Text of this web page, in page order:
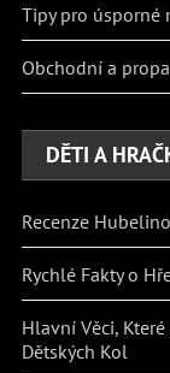
Tipy pro úsporné
Obchodní a
DĚTI A
Recenze
Rychlé Fakty o
Hlavní Věci,
Dětských Kol